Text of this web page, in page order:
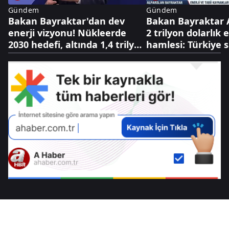
Gündem
Bakan Bayraktar'dan dev
enerji vizyonu! Nükleerde
2030 hedefi, altında 1,4 trilyon
dolarlık hazine
Gündem
Bakan Bayraktar
2 trilyon dolarlık
hamlesi: Türkiye
oyunu